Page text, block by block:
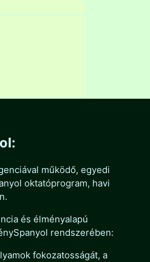
működő, egyedi
oktatóprogram, havi
és élményalapú
rendszerében:
fokozatosságát, a